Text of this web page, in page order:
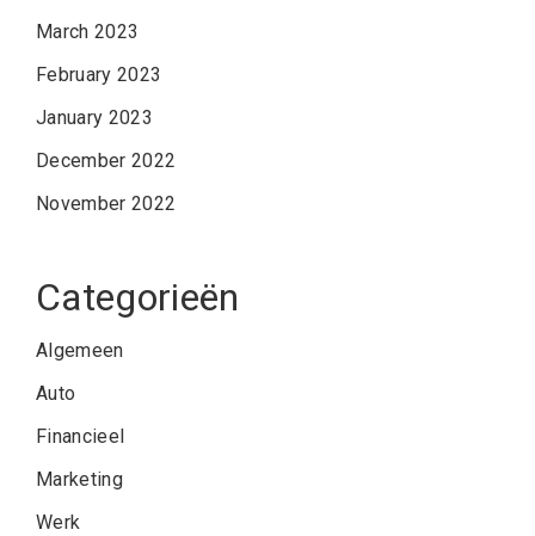
March 2023
February 2023
January 2023
December 2022
November 2022
Categorieën
Algemeen
Auto
Financieel
Marketing
Werk